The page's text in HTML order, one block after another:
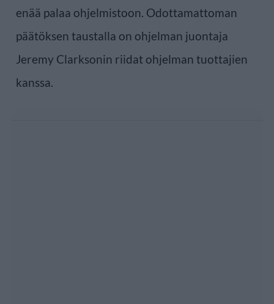
enää palaa ohjelmistoon. Odottamattoman
päätöksen taustalla on ohjelman juontaja
Jeremy Clarksonin riidat ohjelman tuottajien
kanssa.